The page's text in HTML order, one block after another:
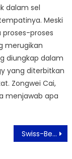
dalam sel
Meski
proses
merugikan
diungkap dalam
yang diterbitkan
Zongwei Cai,
menjawab apa
Swiss-Belresidences Kalibata, Jakarta Antusiasme Sambut November